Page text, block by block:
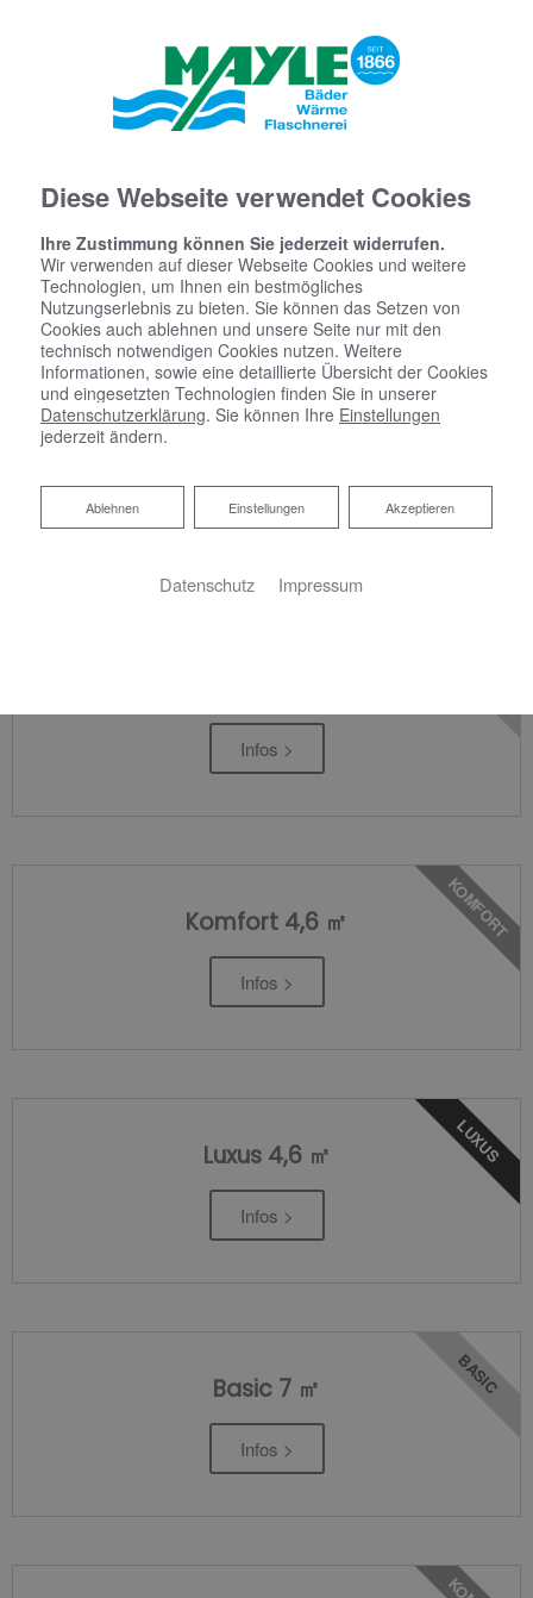
Infos >
Komfort 4,6 ㎡
Infos >
KOMFORT
Luxus 4,6 ㎡
Infos >
LUXUS
Basic 7 ㎡
Infos >
BASIC
Diese Webseite verwendet Cookies
Ihre Zustimmung können Sie jederzeit widerrufen.
Wir verwenden auf dieser Webseite Cookies und weitere
Technologien, um Ihnen ein bestmögliches
Nutzungserlebnis zu bieten. Sie können das Setzen von
Cookies auch ablehnen und unsere Seite nur mit den
technisch notwendigen Cookies nutzen. Weitere
Informationen, sowie eine detaillierte Übersicht der Cookies
und eingesetzten Technologien finden Sie in unserer
Datenschutzerklärung. Sie können Ihre Einstellungen
jederzeit ändern.
Akzeptieren
Einstellungen
Ablehnen
Ablehnen
Datenschutz Impressum